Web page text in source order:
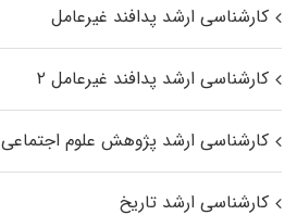
کارشناسی ارشد پدافند غیرعامل
کارشناسی ارشد پدافند غیرعامل ۲
کارشناسی ارشد پژوهش علوم اجتماعی
کارشناسی ارشد تاریخ